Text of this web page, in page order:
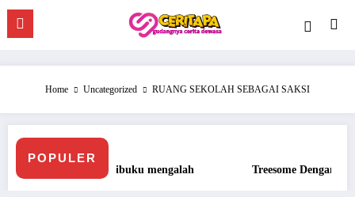
content
Home Uncategorized RUANG SEKOLAH SEBAGAI SAKSI
POPULER
mengalah Treesome Dengan Penis Besar Pegawai Hotel